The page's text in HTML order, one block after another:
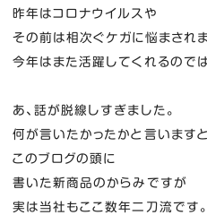
昨年はコロナウイルスや
その前は相次ぐケガに悩まされま
今年はまた活躍してくれるので
あ、話が脱線しすぎました。
何が言いたかったかと言いますと
このブログの頭に
書いた新商品のからみですが
実は当社もここ数年二刀流です。